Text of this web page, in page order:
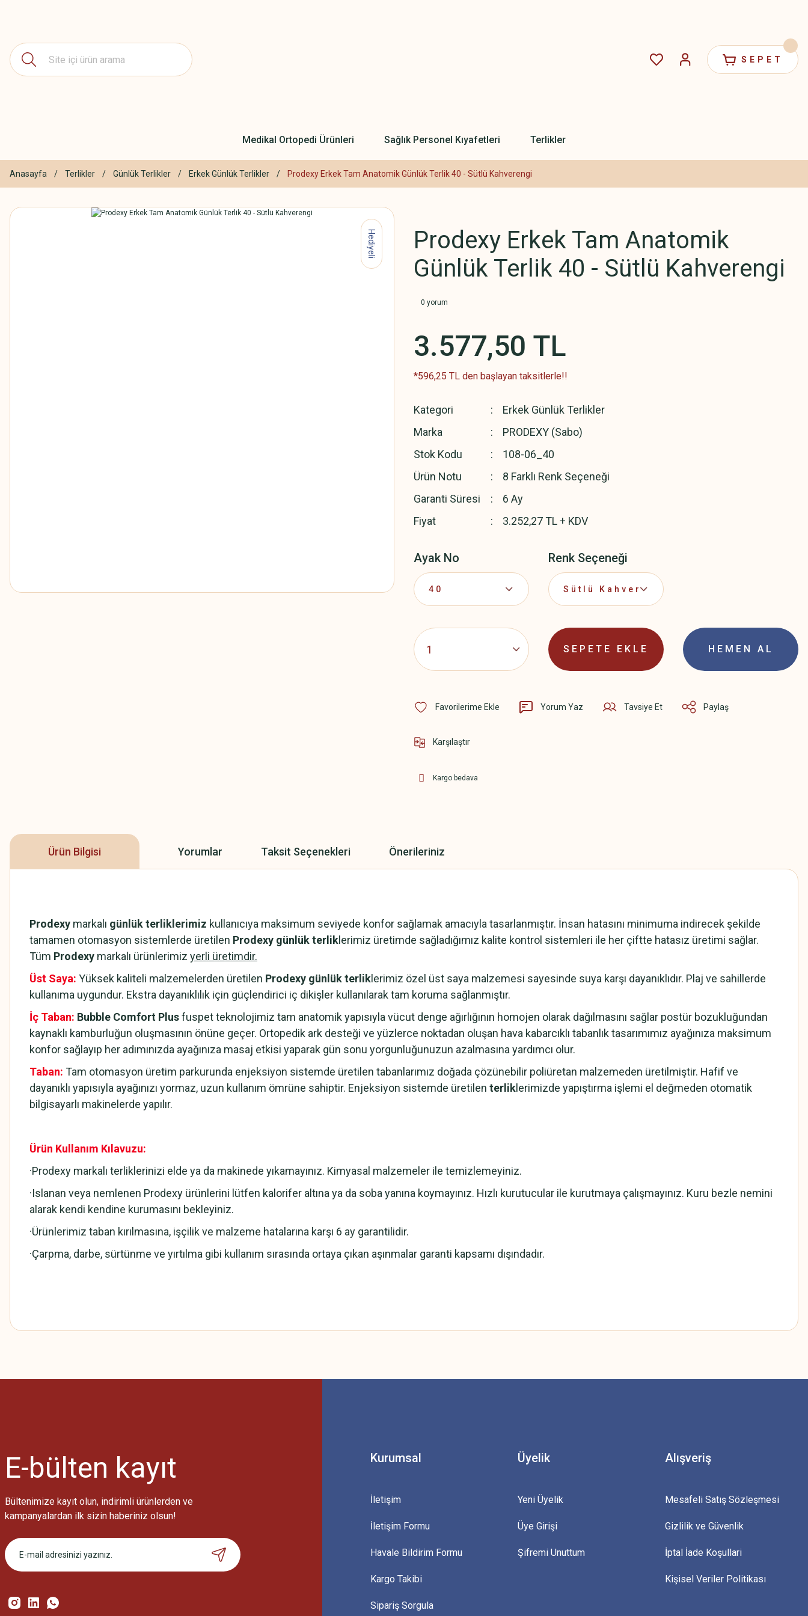
SEPET
Medikal Ortopedi Ürünleri Sağlık Personel Kıyafetleri Terlikler
Anasayfa Terlikler Günlük Terlikler Erkek Günlük Terlikler Prodexy Erkek Tam Anatomik Günlük Terlik 40 - Sütlü Kahverengi
Hediyeli
Prodexy Erkek Tam Anatomik
Günlük Terlik 40 - Sütlü Kahverengi
0 yorum
3.577,50 TL
*596,25 TL den başlayan taksitlerle!!
Kategori
Erkek Günlük Terlikler
Marka
PRODEXY (Sabo)
Stok Kodu
108-06_40
Ürün Notu
8 Farklı Renk Seçeneği
Garanti Süresi
6 Ay
Fiyat
3.252,27 TL + KDV
Ayak No Renk Seçeneği
SEPETE EKLE HEMEN AL
Yorum Yaz Tavsiye Et Paylaş
Karşılaştır
Kargo bedava
Ürün Bilgisi Yorumlar Taksit Seçenekleri Önerileriniz
Prodexy markalı günlük terliklerimiz kullanıcıya maksimum seviyede konfor sağlamak amacıyla tasarlanmıştır. İnsan hatasını minimuma indirecek şekilde
tamamen otomasyon sistemlerde üretilen Prodexy günlük terlik lerimiz üretimde sağladığımız kalite kontrol sistemleri ile her çiftte hatasız üretimi sağlar.
Tüm Prodexy markalı ürünlerimiz yerli üretimdir.
Üst Saya: Yüksek kaliteli malzemelerden üretilen Prodexy günlük terlik lerimiz özel üst saya malzemesi sayesinde suya karşı dayanıklıdır. Plaj ve sahillerde
kullanıma uygundur. Ekstra dayanıklılık için güçlendirici iç dikişler kullanılarak tam koruma sağlanmıştır.
İç Taban: Bubble Comfort Plusfuspet teknolojimiz tam anatomik yapısıyla vücut denge ağırlığının homojen olarak dağılmasını sağlar postür bozukluğundan
kaynaklı kamburluğun oluşmasının önüne geçer. Ortopedik ark desteği ve yüzlerce noktadan oluşan hava kabarcıklı tabanlık tasarımımız ayağınıza maksimum
konfor sağlayıp her adımınızda ayağınıza masaj etkisi yaparak gün sonu yorgunluğunuzun azalmasına yardımcı olur.
Taban: Tam otomasyon üretim parkurunda enjeksiyon sistemde üretilen tabanlarımız doğada çözünebilir poliüretan malzemeden üretilmiştir. Hafif ve
dayanıklı yapısıyla ayağınızı yormaz, uzun kullanım ömrüne sahiptir. Enjeksiyon sistemde üretilen terlik lerimizde yapıştırma işlemi el değmeden otomatik
bilgisayarlı makinelerde yapılır.
Ürün Kullanım Kılavuzu:
·Prodexy markalı terliklerinizi elde ya da makinede yıkamayınız. Kimyasal malzemeler ile temizlemeyiniz.
·Islanan veya nemlenen Prodexy ürünlerini lütfen kalorifer altına ya da soba yanına koymayınız. Hızlı kurutucular ile kurutmaya çalışmayınız. Kuru bezle nemini
alarak kendi kendine kurumasını bekleyiniz.
·Ürünlerimiz taban kırılmasına, işçilik ve malzeme hatalarına karşı 6 ay garantilidir.
·Çarpma, darbe, sürtünme ve yırtılma gibi kullanım sırasında ortaya çıkan aşınmalar garanti kapsamı dışındadır.
Bu ürüne ilk yorumu siz yapın!
Bu ürüne benzer farklı alternatifler olmalı.
Gönder
E-bülten kayıt
Bültenimize kayıt olun, indirimli ürünlerden ve
kampanyalardan ilk sizin haberiniz olsun!
Kurumsal
İletişim
İletişim Formu
Havale Bildirim Formu
Kargo Takibi
Sipariş Sorgula
Üyelik
Yeni Üyelik
Üye Girişi
Şifremi Unuttum
Alışveriş
Mesafeli Satış Sözleşmesi
Gizlilik ve Güvenlik
İptal İade Koşullari
Kişisel Veriler Politikası